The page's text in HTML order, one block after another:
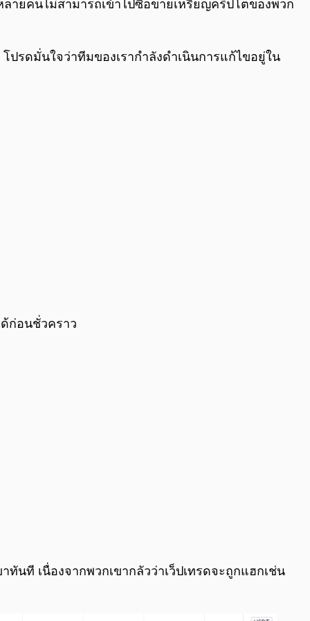
ายคนไม่สามารถเข้าไปซื้อขายเหรียญคริปโตของพวก
โปรดมั่นใจว่าทีมของเรากำลังดำเนินการแก้ไขอยู่ใน
ด้ก่อนชั่วคราว
นที เนื่องจากพวกเขากลัวว่าเว็ปเทรดจะถูกแฮกเช่น